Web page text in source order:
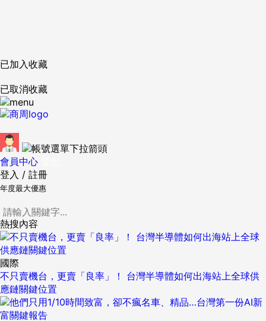
已加入收藏
已取消收藏
會員中心
登入 / 註冊
年度最大優惠
熱搜內容
國際
不只賣機台，更賣「良率」！ 台灣半導體如何出海站上全球供
應鏈關鍵位置